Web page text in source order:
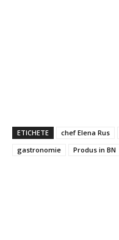
ETICHETE chef Elena Rus
gastronomie
Produs in BN